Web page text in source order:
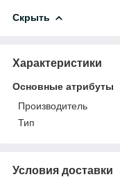
Скрыть
Характеристики
Основные атрибуты
Производитель
Тип
Условия доставки